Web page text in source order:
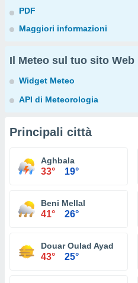
PDF
Maggiori informazioni
Il Meteo sul tuo sito Web
Widget Meteo
API di Meteorologia
Principali città
Aghbala
33° 19°
Beni Mellal
41° 26°
Douar Oulad Ayad
43° 25°